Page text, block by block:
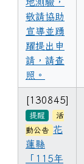
敬請協助
宣導並踴
躍提出申
請，請查
照。
[130845]
提醒
活
動公告
花
蓮縣
「115年